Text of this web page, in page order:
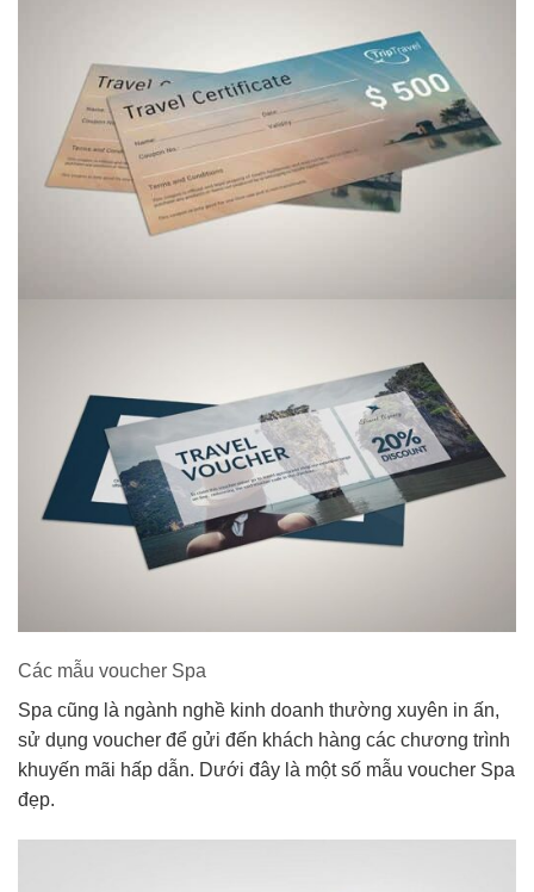
Các mẫu voucher Spa
Spa cũng là ngành nghề kinh doanh thường xuyên in ấn,
sử dụng voucher để gửi đến khách hàng các chương trình
khuyến mãi hấp dẫn. Dưới đây là một số mẫu voucher Spa
đẹp.